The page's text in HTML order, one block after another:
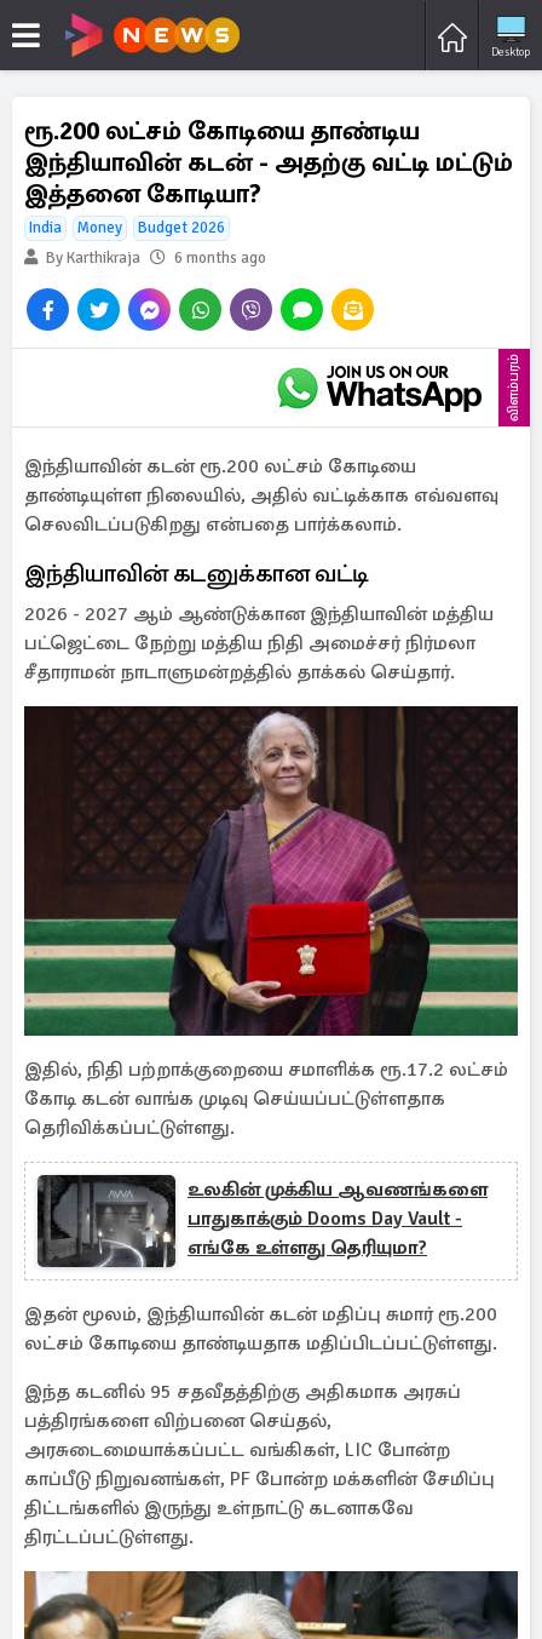
Desktop
ரூ.200 லட்சம் கோடியை தாண்டிய
இந்தியாவின் கடன் - அதற்கு வட்டி மட்டும்
இத்தனை கோடியா?
India Money
Budget 2026
By Karthikraja
6 months ago
விளம்பரம்
இந்தியாவின் கடன் ரூ.200 லட்சம் கோடியை
தாண்டியுள்ள நிலையில், அதில் வட்டிக்காக எவ்வளவு
செலவிடப்படுகிறது என்பதை பார்க்கலாம்.
இந்தியாவின் கடனுக்கான வட்டி
2026 - 2027 ஆம் ஆண்டுக்கான இந்தியாவின் மத்திய
பட்ஜெட்டை நேற்று மத்திய நிதி அமைச்சர் நிர்மலா
சீதாராமன் நாடாளுமன்றத்தில் தாக்கல் செய்தார்.
இதில், நிதி பற்றாக்குறையை சமாளிக்க ரூ.17.2 லட்சம்
கோடி கடன் வாங்க முடிவு செய்யப்பட்டுள்ளதாக
தெரிவிக்கப்பட்டுள்ளது.
உலகின் முக்கிய ஆவணங்களை
பாதுகாக்கும் Dooms Day Vault -
எங்கே உள்ளது தெரியுமா?
இதன் மூலம், இந்தியாவின் கடன் மதிப்பு சுமார் ரூ.200
லட்சம் கோடியை தாண்டியதாக மதிப்பிடப்பட்டுள்ளது.
இந்த கடனில் 95 சதவீதத்திற்கு அதிகமாக அரசுப்
பத்திரங்களை விற்பனை செய்தல்,
அரசுடைமையாக்கப்பட்ட வங்கிகள், LIC போன்ற
காப்பீடு நிறுவனங்கள், PF போன்ற மக்களின் சேமிப்பு
திட்டங்களில் இருந்து உள்நாட்டு கடனாகவே
திரட்டப்பட்டுள்ளது.